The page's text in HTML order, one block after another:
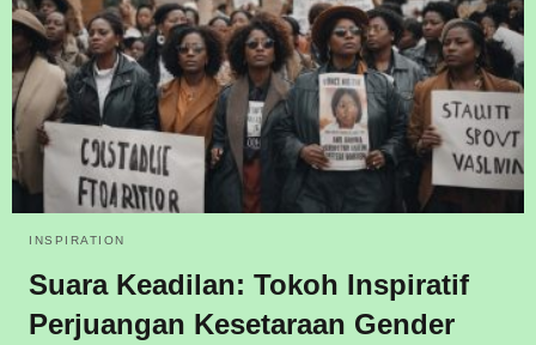
INSPIRATION
Suara Keadilan: Tokoh Inspiratif
Perjuangan Kesetaraan Gender